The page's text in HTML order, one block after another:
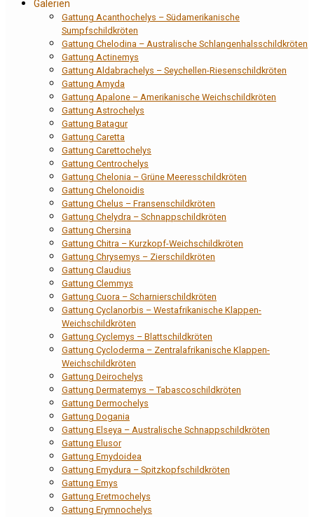
Galerien
Gattung Acanthochelys – Südamerikanische
Sumpfschildkröten
Gattung Chelodina – Australische Schlangenhalsschildkröten
Gattung Actinemys
Gattung Aldabrachelys – Seychellen-Riesenschildkröten
Gattung Amyda
Gattung Apalone – Amerikanische Weichschildkröten
Gattung Astrochelys
Gattung Batagur
Gattung Caretta
Gattung Carettochelys
Gattung Centrochelys
Gattung Chelonia – Grüne Meeresschildkröten
Gattung Chelonoidis
Gattung Chelus – Fransenschildkröten
Gattung Chelydra – Schnappschildkröten
Gattung Chersina
Gattung Chitra – Kurzkopf-Weichschildkröten
Gattung Chrysemys – Zierschildkröten
Gattung Claudius
Gattung Clemmys
Gattung Cuora – Scharnierschildkröten
Gattung Cyclanorbis – Westafrikanische Klappen-
Weichschildkröten
Gattung Cyclemys – Blattschildkröten
Gattung Cycloderma – Zentralafrikanische Klappen-
Weichschildkröten
Gattung Deirochelys
Gattung Dermatemys – Tabascoschildkröten
Gattung Dermochelys
Gattung Dogania
Gattung Elseya – Australische Schnappschildkröten
Gattung Elusor
Gattung Emydoidea
Gattung Emydura – Spitzkopfschildkröten
Gattung Emys
Gattung Eretmochelys
Gattung Erymnochelys